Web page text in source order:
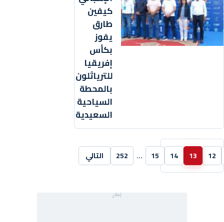
كيفين
طارق
يفوز
بكأس
إفريقيا
للترياثلون
بالمحطة
السياحية
السعيدية
12
13
14
15
…
252 التالي